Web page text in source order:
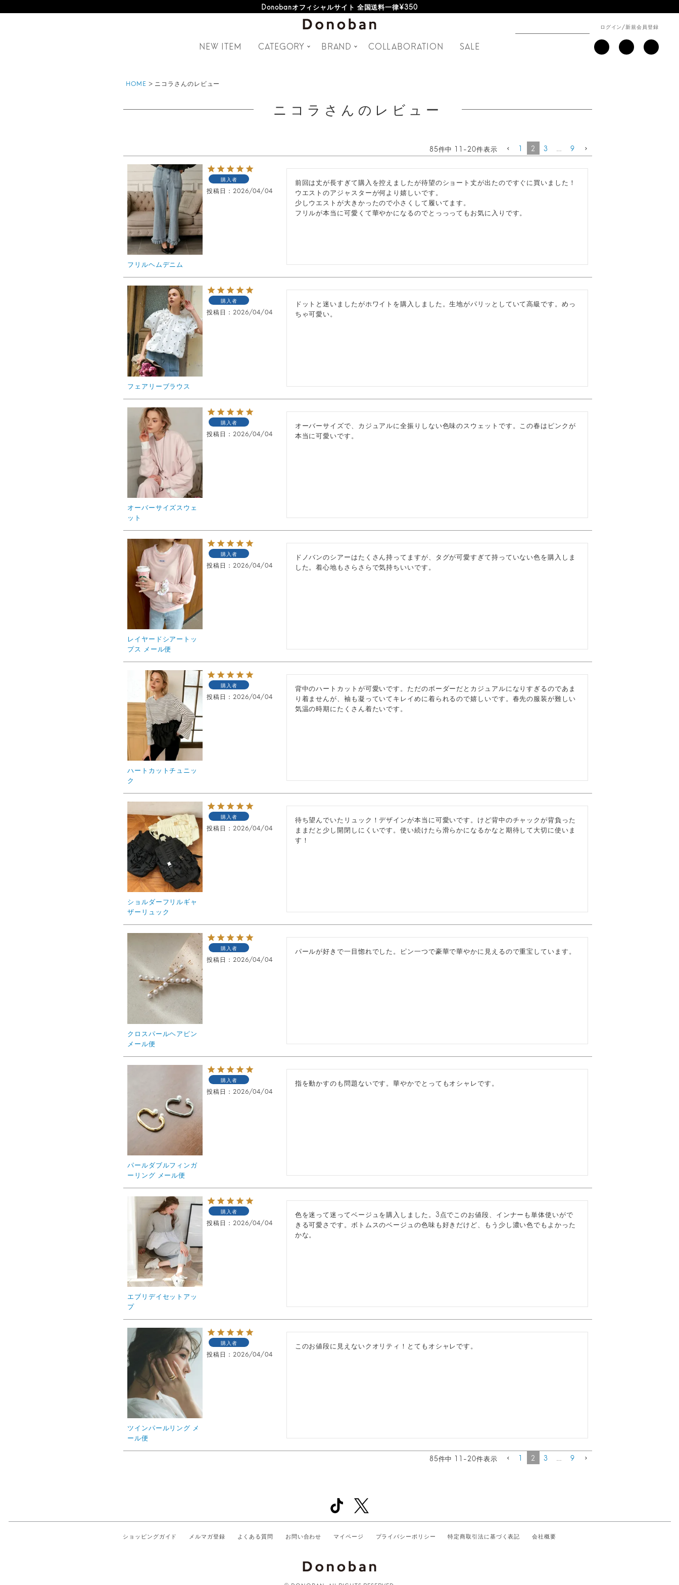
Donobanオフィシャルサイト 全国送料一律¥350
ログイン/新規会員登録
NEW ITEM CATEGORY BRAND COLLABORATION SALE
HOME ニコラさんのレビュー
ニコラさんのレビュー
85件中 11 -20件表示 1 2 3 9
フリルヘムデニム
購入者
投稿日 2026/04/04
前回は丈が長すぎて購入を控えましたが待望のショート丈が出たのですぐに買いました！
ウエストのアジャスターが何より嬉しいです。
少しウエストが大きかったので小さくして履いてます。
フリルが本当に可愛くて華やかになるのでとっっってもお気に入りです。
フェアリーブラウス
購入者
投稿日 2026/04/04
ドットと迷いましたがホワイトを購入しました。生地がパリッとしていて高級です。めっ
ちゃ可愛い。
オーバーサイズスウェ
ット
購入者
投稿日 2026/04/04
オーバーサイズで、カジュアルに全振りしない色味のスウェットです。この春はピンクが
本当に可愛いです。
レイヤードシアートッ
プス メール便
購入者
投稿日 2026/04/04
ドノバンのシアーはたくさん持ってますが、タグが可愛すぎて持っていない色を購入しま
した。着心地もさらさらで気持ちいいです。
ハートカットチュニッ
ク
購入者
投稿日 2026/04/04
背中のハートカットが可愛いです。ただのボーダーだとカジュアルになりすぎるのであま
り着ませんが、袖も凝っていてキレイめに着られるので嬉しいです。春先の服装が難しい
気温の時期にたくさん着たいです。
ショルダーフリルギャ
ザーリュック
購入者
投稿日 2026/04/04
待ち望んでいたリュック！デザインが本当に可愛いです。けど背中のチャックが背負った
ままだと少し開閉しにくいです。使い続けたら滑らかになるかなと期待して大切に使いま
す！
クロスパールヘアピン
メール便
購入者
投稿日 2026/04/04
パールが好きで一目惚れでした。ピン一つで豪華で華やかに見えるので重宝しています。
パールダブルフィンガ
ーリング メール便
購入者
投稿日 2026/04/04
指を動かすのも問題ないです。華やかでとってもオシャレです。
エブリデイセットアッ
プ
購入者
投稿日 2026/04/04
色を迷って迷ってベージュを購入しました。3点でこのお値段、インナーも単体使いがで
きる可愛さです。ボトムスのベージュの色味も好きだけど、もう少し濃い色でもよかった
かな。
ツインパールリング メ
ール便
購入者
投稿日 2026/04/04
このお値段に見えないクオリティ！とてもオシャレです。
85件中 11 -20件表示 1 2 3 … 9
ショッピングガイド メルマガ登録 よくある質問 お問い合わせ マイページ プライバシーポリシー 特定商取引法に基づく表記 会社概要